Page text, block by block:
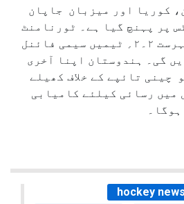
کوریا اور میزبان جاپان
پوائنٹس پر پہنچ گیا ہے۔ ٹورنامنٹ
کے دونوں پول سے سرفہرست ۲۔۲؍ ٹیمیں سیمی فائنل
گی۔ ہندوستان اپنا آخری
میچ ۳؍جون کو چینی تائپے کے خلاف کھیلے
میں رسائی کیلئے کامیابی
hockey news